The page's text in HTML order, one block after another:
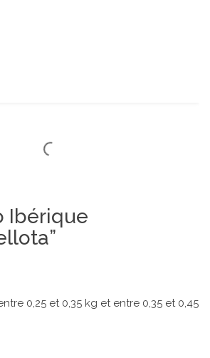
Ibérique
0,25 et 0,35 kg et entre 0,35 et 0,45